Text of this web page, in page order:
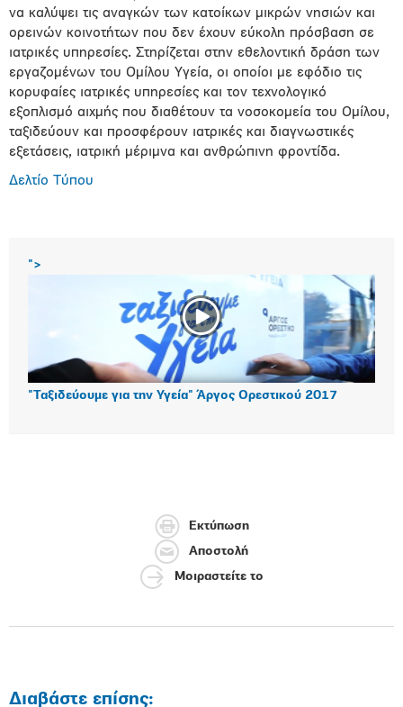
να καλύψει τις αναγκών των κατοίκων μικρών νησιών και
ορεινών κοινοτήτων που δεν έχουν εύκολη πρόσβαση σε
ιατρικές υπηρεσίες. Στηρίζεται στην εθελοντική δράση των
εργαζομένων του Ομίλου Υγεία, οι οποίοι με εφόδιο τις
κορυφαίες ιατρικές υπηρεσίες και τον τεχνολογικό
εξοπλισμό αιχμής που διαθέτουν τα νοσοκομεία του Ομίλου,
ταξιδεύουν και προσφέρουν ιατρικές και διαγνωστικές
εξετάσεις, ιατρική μέριμνα και ανθρώπινη φροντίδα.
Δελτίο Τύπου
">
"Ταξιδεύουμε για την Υγεία" Άργος Ορεστικού 2017
Εκτύπωση
Αποστολή
Μοιραστείτε το
Διαβάστε επίσης: